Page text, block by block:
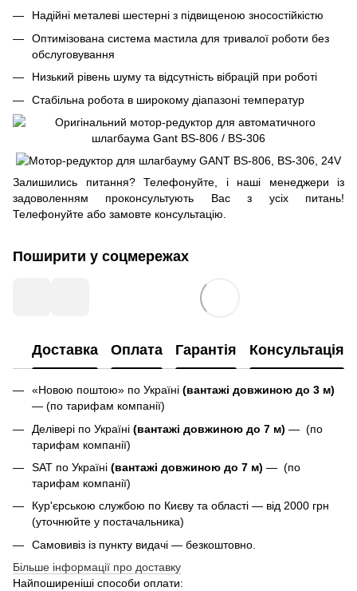
Надійні металеві шестерні з підвищеною зносостійкістю
Оптимізована система мастила для тривалої роботи без
обслуговування
Низький рівень шуму та відсутність вібрацій при роботі
Стабільна робота в широкому діапазоні температур
Залишились питання? Телефонуйте, і наші менеджери із
задоволенням проконсультують Вас з усіх питань!
Телефонуйте або замовте консультацію.
Поширити у соцмережах
Доставка Оплата Гарантія Консультація
«Новою поштою» по Україні (вантажі довжиною до 3 м)
— (по тарифам компанії)
Делівері по Україні (вантажі довжиною до 7 м) — (по
тарифам компанії)
SAT по Україні (вантажі довжиною до 7 м) — (по
тарифам компанії)
Кур'єрською службою по Києву та області — від 2000 грн
(уточнюйте у постачальника)
Самовивіз із пункту видачі — безкоштовно.
Більше інформації про доставку
Найпоширеніші способи оплати: